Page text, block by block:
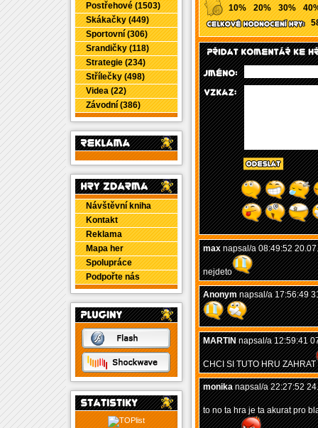
Postřehové (1503)
Skákačky (449)
Sportovní (306)
Srandičky (118)
Strategie (234)
Střílečky (498)
Videa (22)
Závodní (386)
Návštěvní kniha
Kontakt
Reklama
Mapa her
Spolupráce
Podpořte nás
10% 20% 30%
maxnapsal/a 08:49:52
nejdeto
Anonymnapsal/a 17:56:49
MARTINnapsal/a 12:59:41
CHCI SI TUTO HRU ZAHRAT
monikanapsal/a 22:27:52
to no ta hra je ta akurat pro